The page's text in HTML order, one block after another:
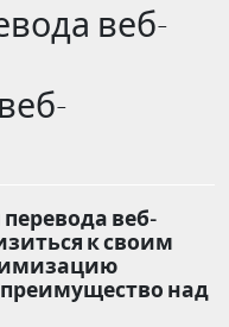
веб-
веб-
к своим
над